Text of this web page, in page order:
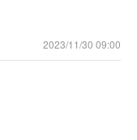
2023/11/30 09:00